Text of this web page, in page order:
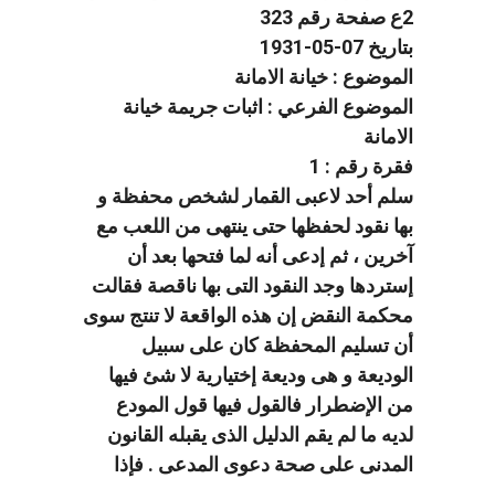
2ع صفحة رقم 323
بتاريخ 07-05-1931
الموضوع : خيانة الامانة
الموضوع الفرعي : اثبات جريمة خيانة
الامانة
فقرة رقم : 1
سلم أحد لاعبى القمار لشخص محفظة و
بها نقود لحفظها حتى ينتهى من اللعب مع
آخرين ، ثم إدعى أنه لما فتحها بعد أن
إستردها وجد النقود التى بها ناقصة فقالت
محكمة النقض إن هذه الواقعة لا تنتج سوى
أن تسليم المحفظة كان على سبيل
الوديعة و هى وديعة إختيارية لا شئ فيها
من الإضطرار فالقول فيها قول المودع
لديه ما لم يقم الدليل الذى يقبله القانون
المدنى على صحة دعوى المدعى . فإذا